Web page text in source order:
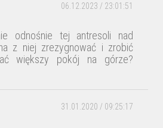
06.12.2023 / 23:01:51
odnośnie tej antresoli nad
z niej zrezygnować i zrobić
większy pokój na górze?
31.01.2020 / 09:25:17